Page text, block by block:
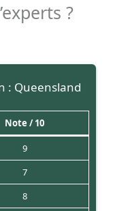
?
: Queensland
Note / 10
9
7
8